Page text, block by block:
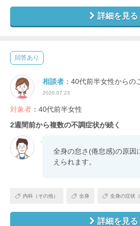
詳細を見る
回答あり
相談者 ：40代前半女性からの
2020.07.23
対象者 ：40代前半女性
2週間前から複数の不調症状が続く
全身の怠さ(倦怠感)の原因
えられます。
内科（その他） 全身 全身の症状（
詳細を見る